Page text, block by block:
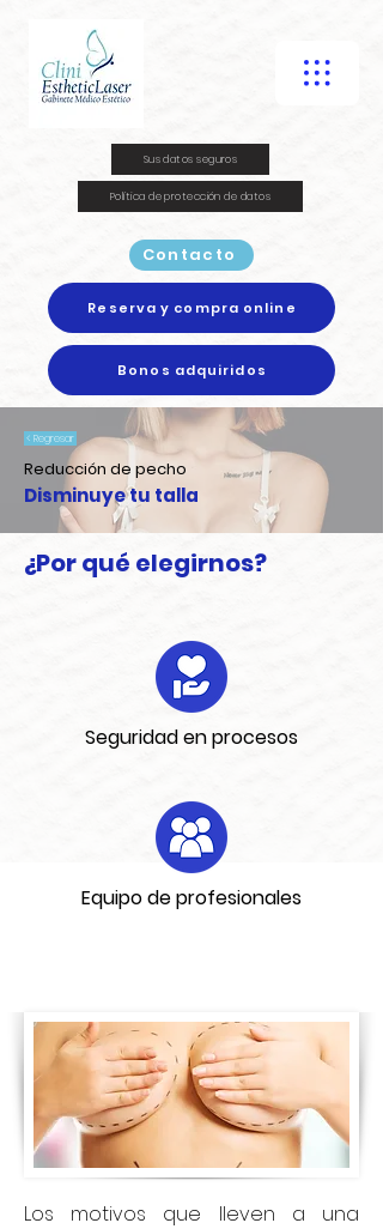
Contacto
Sus datos seguros
Política de protección de datos
Reserva y compra online
Bonos adquiridos
< Regresar
Reducción de pecho
Disminuye tu talla
¿Por qué elegirnos?
Seguridad en procesos
Equipo de profesionales
Los motivos que lleven a una